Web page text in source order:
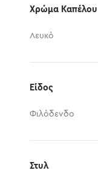
Πολυχρωμία
Χρυσό Μεταλλικό
Χρώμα Καπέλου
Λευκό
Είδος
Φιλόδενδο
Στυλ